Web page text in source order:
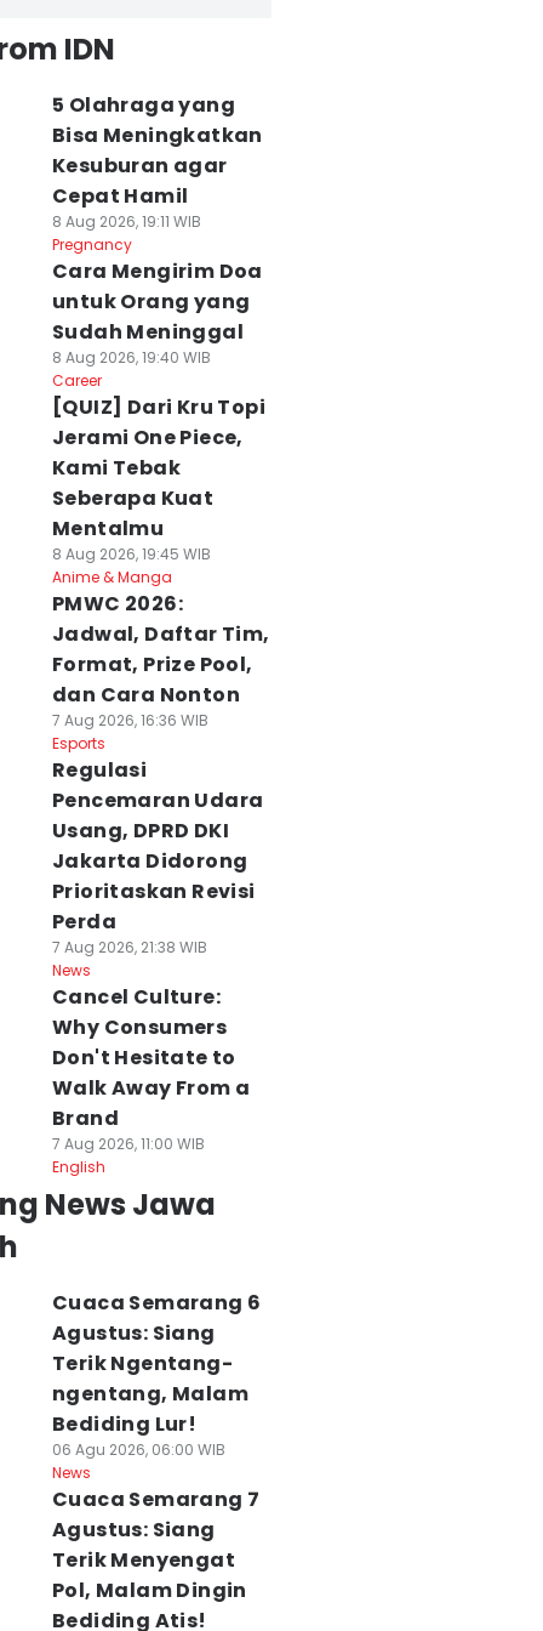
IDN
5 Olahraga yang
Bisa Meningkatkan
Kesuburan agar
Cepat Hamil
8 Aug 2026, 19:11 WIB
Pregnancy
Cara Mengirim Doa
untuk Orang yang
Sudah Meninggal
8 Aug 2026, 19:40 WIB
Career
[QUIZ] Dari Kru Topi
Jerami One Piece,
Kami Tebak
Seberapa Kuat
Mentalmu
8 Aug 2026, 19:45 WIB
Anime & Manga
PMWC 2026:
Jadwal, Daftar Tim,
Format, Prize Pool,
dan Cara Nonton
7 Aug 2026, 16:36 WIB
Esports
Regulasi
Pencemaran Udara
Usang, DPRD DKI
Jakarta Didorong
Prioritaskan Revisi
Perda
7 Aug 2026, 21:38 WIB
News
Cancel Culture:
Why Consumers
Don't Hesitate to
Walk Away From a
Brand
7 Aug 2026, 11:00 WIB
English
News Jawa
Cuaca Semarang 6
Agustus: Siang
Terik Ngentang-
ngentang, Malam
Bediding Lur!
06 Agu 2026, 06:00 WIB
News
Cuaca Semarang 7
Agustus: Siang
Terik Menyengat
Pol, Malam Dingin
Bediding Atis!